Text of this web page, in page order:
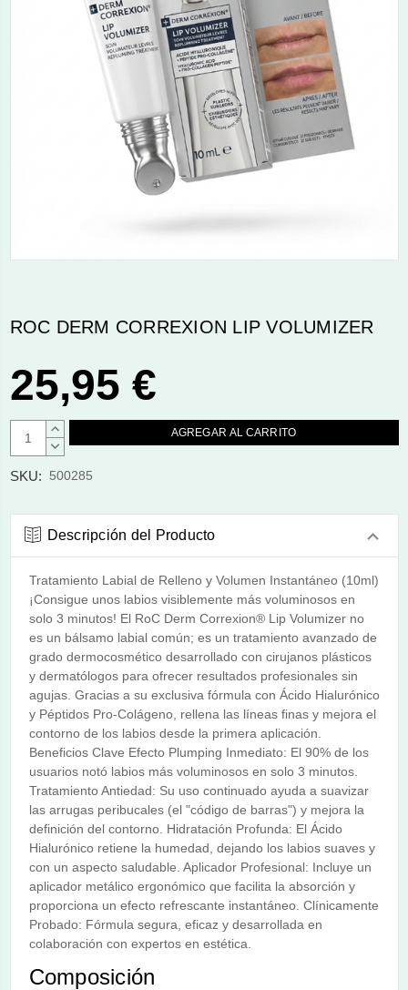
ROC DERM CORREXION LIP VOLUMIZER
25,95 €
AUMENTAR
CANTIDAD:
DISMINUIR
SKU: 500285
Descripción del Producto
Tratamiento Labial de Relleno y Volumen Instantáneo (10ml)
¡Consigue unos labios visiblemente más voluminosos en
solo 3 minutos! El RoC Derm Correxion® Lip Volumizer no
es un bálsamo labial común; es un tratamiento avanzado de
grado dermocosmético desarrollado con cirujanos plásticos
y dermatólogos para ofrecer resultados profesionales sin
agujas. Gracias a su exclusiva fórmula con Ácido Hialurónico
y Péptidos Pro-Colágeno, rellena las líneas finas y mejora el
contorno de los labios desde la primera aplicación.
Beneficios Clave Efecto Plumping Inmediato: El 90% de los
usuarios notó labios más voluminosos en solo 3 minutos.
Tratamiento Antiedad: Su uso continuado ayuda a suavizar
las arrugas peribucales (el "código de barras") y mejora la
definición del contorno. Hidratación Profunda: El Ácido
Hialurónico retiene la humedad, dejando los labios suaves y
con un aspecto saludable. Aplicador Profesional: Incluye un
aplicador metálico ergonómico que facilita la absorción y
proporciona un efecto refrescante instantáneo. Clínicamente
Probado: Fórmula segura, eficaz y desarrollada en
colaboración con expertos en estética.
Composición